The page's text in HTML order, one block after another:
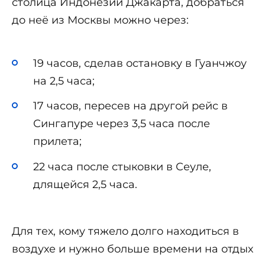
до неё из Москвы можно через:
19 часов, сделав остановку в Гуанчжоу
на 2,5 часа;
17 часов, пересев на другой рейс в
Сингапуре через 3,5 часа после
прилета;
22 часа после стыковки в Сеуле,
длящейся 2,5 часа.
Для тех, кому тяжело долго находиться в
воздухе и нужно больше времени на отдых